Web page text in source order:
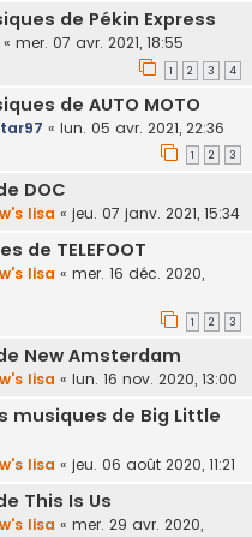
de Pékin Express
« mer. 07 avr. 2021, 18:55
1 2 3 4
de AUTO MOTO
« lun. 05 avr. 2021, 22:36
1 2 3
DOC
lisa « jeu. 07 janv. 2021, 15:34
de TELEFOOT
lisa « mer. 16 déc. 2020,
1 2 3
New Amsterdam
lisa « lun. 16 nov. 2020, 13:00
musiques de Big Little
lisa « jeu. 06 août 2020, 11:21
This Is Us
lisa « mer. 29 avr. 2020,